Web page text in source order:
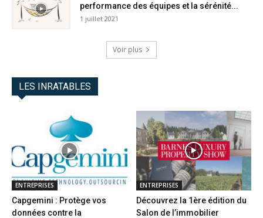
performance des équipes et la sérénité...
1 juillet 2021
Voir plus
LES INRATABLES
ENTREPRISES
Capgemini : Protège vos
données contre la
ENTREPRISES
Découvrez la 1ère édition du
Salon de l’immobilier